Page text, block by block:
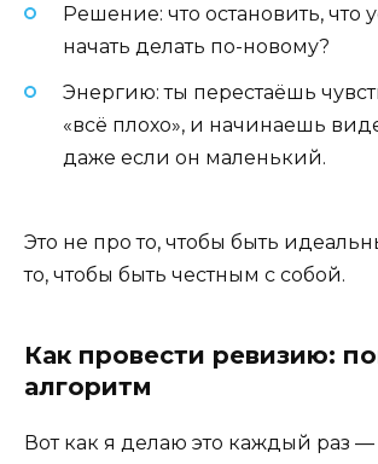
Решение: что остановить, что
начать делать по-новому?
Энергию: ты перестаёшь
«всё плохо», и начинаешь
даже если он маленький.
Это не про то, чтобы быть
то, чтобы быть честным с собой.
Как провести ревизию:
алгоритм
Вот как я делаю это каждый раз